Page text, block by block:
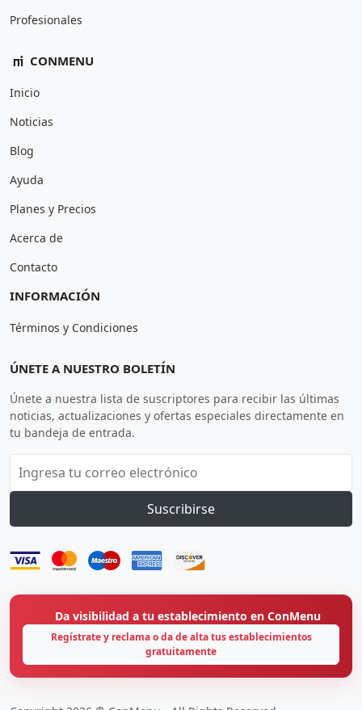
Profesionales
CONMENU
Inicio
Noticias
Blog
Ayuda
Planes y Precios
Acerca de
Contacto
INFORMACIÓN
Términos y Condiciones
ÚNETE A NUESTRO BOLETÍN
Únete a nuestra lista de suscriptores para recibir las últimas
noticias, actualizaciones y ofertas especiales directamente en
tu bandeja de entrada.
Suscribirse
Da visibilidad a tu establecimiento en ConMenu
Regístrate y reclama o da de alta tus establecimientos
gratuitamente